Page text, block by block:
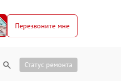
Перезвоните мне
Статус ремонта